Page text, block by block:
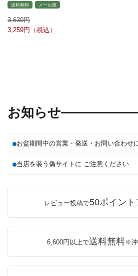
送料無料 メール便
3,630
3,259
お知らせ
お盆期間中の営業・発送・お問い合わせ
当店を装う偽サイトに ご注意ください
レビュー投稿で50ポイント
6,600円以上で送料無料※沖